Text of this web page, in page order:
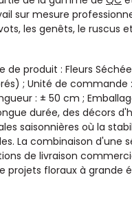
sur mesure
les genêts, le ruscus
produit : Fleurs
; Unité de commande
: ± 50 cm ;
durée, des décors
saisonnières où la
La combinaison d'une
de livraison
projets floraux à grande